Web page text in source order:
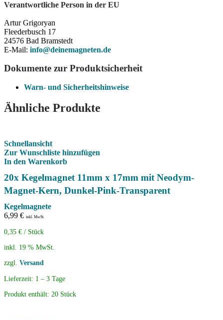
Verantwortliche Person in der EU
Artur Grigoryan
Fleederbusch 17
24576 Bad Bramstedt
E-Mail: info@deinemagneten.de
Dokumente zur Produktsicherheit
Warn- und Sicherheitshinweise
Ähnliche Produkte
Schnellansicht
Zur Wunschliste hinzufügen
In den Warenkorb
20x Kegelmagnet 11mm x 17mm mit Neodym-
Magnet-Kern, Dunkel-Pink-Transparent
Kegelmagnete
6,99 € inkl. MwSt.
0,35 € / Stück
inkl. 19 % MwSt.
zzgl. Versand
Lieferzeit: 1 – 3 Tage
Produkt enthält: 20 Stück